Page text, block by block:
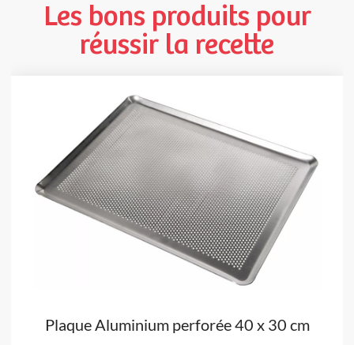
Les bons produits pour
réussir la recette
Plaque Aluminium perforée 40 x 30 cm